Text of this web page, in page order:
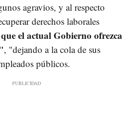
agravios, y al respecto
derechos laborales
el actual Gobierno ofrezca
, "dejando a la cola de sus
públicos.